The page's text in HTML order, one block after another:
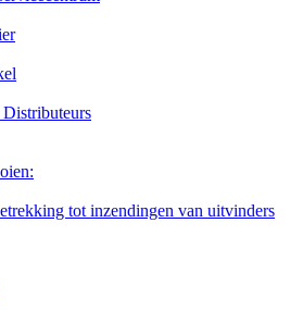
tot inzendingen van uitvinders